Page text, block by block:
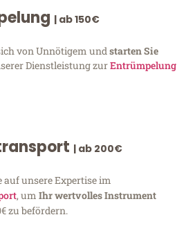
| ab 150€
von Unnötigem und starten Sie
Dienstleistung zurEntrümpelung
| ab 200€
auf unsere Expertise im
, um Ihr wertvolles Instrument
zu befördern.